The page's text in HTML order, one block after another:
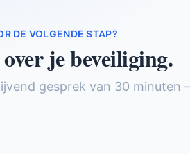
DE VOLGENDE STAP?
je beveiliging.
gesprek van 30 minuten